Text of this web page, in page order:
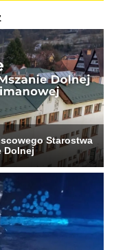
Starostwa
Dolnej